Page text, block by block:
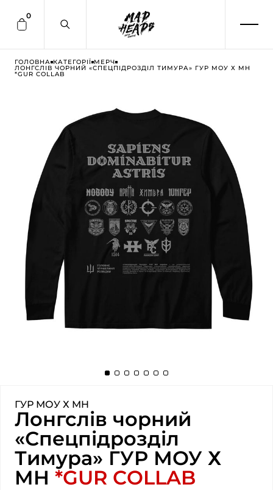
0
ГОЛОВНА КАТЕГОРІЇ МЕРЧ
ЛОНГСЛІВ ЧОРНИЙ «СПЕЦПІДРОЗДІЛ ТИМУРА» ГУР МОУ Х MH
*GUR COLLAB
ГУР МОУ Х MH
Лонгслів чорний
«Спецпідрозділ
Тимура» ГУР МОУ Х
MH *GUR COLLAB